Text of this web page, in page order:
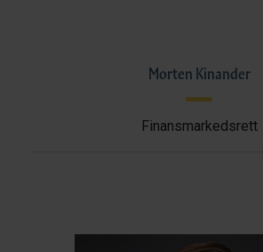
Morten Kinander
Finansmarkedsrett